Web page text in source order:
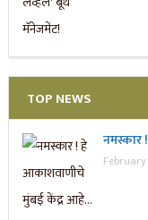
TOP NEWS
February